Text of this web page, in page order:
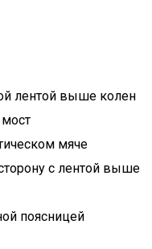
лентой выше колен
мяче
с лентой выше
поясницей